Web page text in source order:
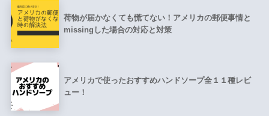
荷物が届かなくても慌てない！アメリカの郵便事情と
missingした場合の対応と対策
アメリカで使ったおすすめハンドソープ全１１種レビ
ュー！